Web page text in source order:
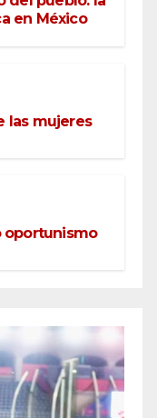
en México
las mujeres
oportunismo